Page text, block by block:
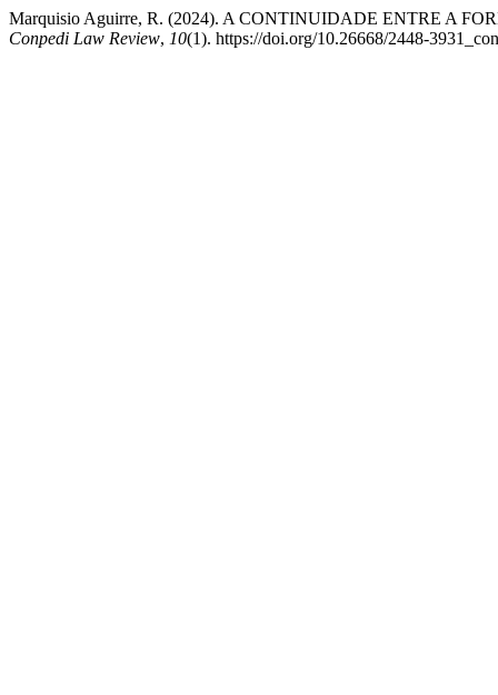
Marquisio Aguirre, R. (2024). A CONTINUIDADE ENTRE A
Conpedi Law Review, 10(1). https://doi.org/10.26668/2448-